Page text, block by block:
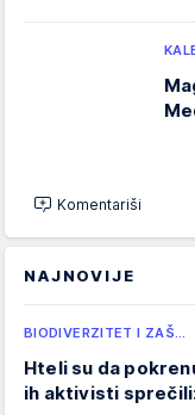
Komentariši
NAJNOVIJE
BIODIVERZITET I ZAŠ…
Hteli su da
ih aktivisti